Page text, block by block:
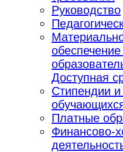
Руководство
Доступная
Стипендии
Платные
Финансово-